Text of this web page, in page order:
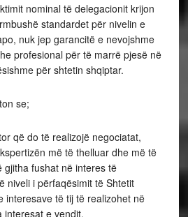
nominal të delegacionit krijon
standardet për nivelin e
nuk jep garancitë e nevojshme
profesional për të marrë pjesë në
për shtetin shqiptar.
se;
që do të realizojë negociatat,
më të thelluar dhe më të
gjitha fushat në interes të
niveli i përfaqësimit të Shtetit
interesave të tij të realizohet në
interesat e vendit.